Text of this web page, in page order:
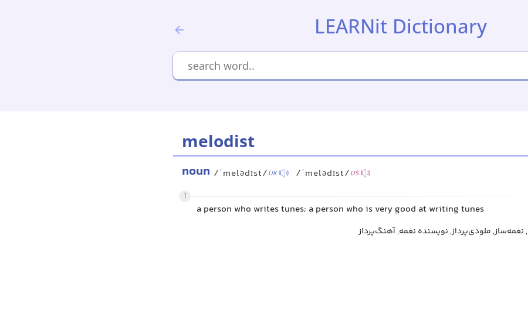
LEARNit Dictionary
melodist
noun /ˈmelədɪst/UK /ˈmelədɪst/US
1
a person who writes tunes; a person who is very good at writing tunes
ملودی‌پرداز, نویسنده نغمه, آهنگ‌پرداز